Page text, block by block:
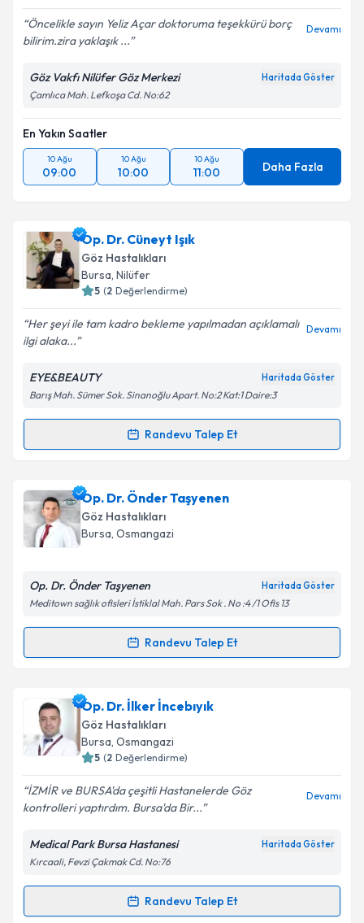
Öncelikle sayın Yeliz Açar doktoruma teşekkürü borç
bilirim.zira yaklaşık ...
Devamı
Göz Vakfı Nilüfer Göz Merkezi Haritada Göster
Çamlıca Mah. Lefkoşa Cd. No:62
En Yakın Saatler
10 Ağu
09:00
10 Ağu
10:00
10 Ağu
11:00 Daha Fazla
Op. Dr. Cüneyt Işık
Göz Hastalıkları
Bursa, Nilüfer
5 (2 Değerlendirme)
Her şeyi ile tam kadro bekleme yapılmadan açıklamalı
ilgi alaka...
Devamı
EYE&BEAUTY Haritada Göster
Barış Mah. Sümer Sok. Sinanoğlu Apart. No:2 Kat:1 Daire:3
Randevu Talep Et
Randevu Takvimi Talebi
Op. Dr. Cüneyt Işıkiçin randevu takvimi talebi
oluşturun. Size bu uzmandan randevu almanız için bir
takvim hazırlandığında e-posta ile bilgilendireceğiz.
Kişisel verilerimin işlenmesine ilişkin
Metni'ni okudum ve kişisel verilerimin belirtilen
Takvim Talebini Gönder
Op. Dr. Önder Taşyenen
Göz Hastalıkları
Bursa, Osmangazi
Op. Dr. Önder Taşyenen Haritada Göster
Meditown sağlık ofisleri İstiklal Mah. Pars Sok . No :4 /1 Ofis 13
Randevu Talep Et
Randevu Takvimi Talebi
Op. Dr. Önder Taşyeneniçin randevu takvimi talebi
oluşturun. Size bu uzmandan randevu almanız için bir
takvim hazırlandığında e-posta ile bilgilendireceğiz.
Kişisel verilerimin işlenmesine ilişkin
Aydınlatma
Metni'ni okudum ve kişisel verilerimin belirtilen
kapsamda işlenmesini kabul ediyorum.
Op. Dr. İlker İncebıyık
Göz Hastalıkları
Bursa, Osmangazi
5 (2 Değerlendirme)
İZMİR ve BURSA'da çeşitli Hastanelerde Göz
kontrolleri yaptırdım. Bursa'da Bir...
Devamı
Medical Park Bursa Hastanesi Haritada Göster
Kırcaali, Fevzi Çakmak Cd. No:76
Randevu Talep Et
Randevu Takvimi Talebi